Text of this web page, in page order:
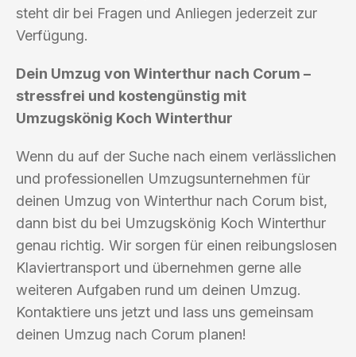
steht dir bei Fragen und Anliegen jederzeit zur
Verfügung.
Dein Umzug von Winterthur nach Corum –
stressfrei und kostengünstig mit
Umzugskönig Koch Winterthur
Wenn du auf der Suche nach einem verlässlichen
und professionellen Umzugsunternehmen für
deinen Umzug von Winterthur nach Corum bist,
dann bist du bei Umzugskönig Koch Winterthur
genau richtig. Wir sorgen für einen reibungslosen
Klaviertransport und übernehmen gerne alle
weiteren Aufgaben rund um deinen Umzug.
Kontaktiere uns jetzt und lass uns gemeinsam
deinen Umzug nach Corum planen!